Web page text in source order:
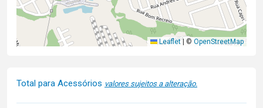
Leaflet | © OpenStreetMap
Total para Acessórios valores sujeitos a alteração.